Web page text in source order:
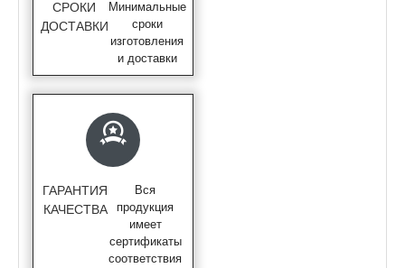
СРОКИ
ДОСТАВКИ
Минимальные
сроки
изготовления
и доставки
ГАРАНТИЯ
КАЧЕСТВА
Вся
продукция
имеет
сертификаты
соответствия